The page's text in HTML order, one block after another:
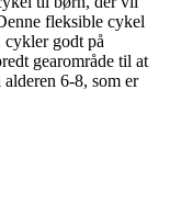
fleksible cykel
cykler godt på
gearområde til at
6-8, som er